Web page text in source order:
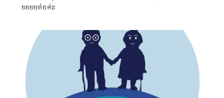
ยยยยต่อค่ะ